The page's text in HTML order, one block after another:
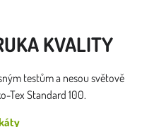
KVALITY
testům a nesou světově
Tex Standard 100.